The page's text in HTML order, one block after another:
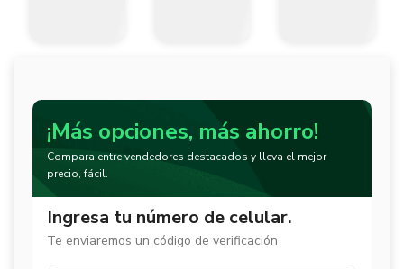
¡Más opciones, más ahorro!
Compara entre vendedores destacados y lleva el mejor
precio, fácil.
Ingresa tu número de celular.
Te enviaremos un código de verificación